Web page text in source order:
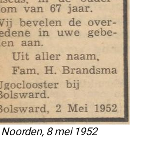
8 mei 1952